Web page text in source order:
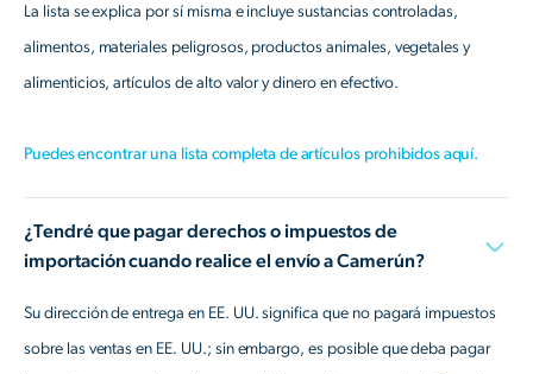
La lista se explica por sí misma e incluye sustancias controladas,
alimentos, materiales peligrosos, productos animales, vegetales y
alimenticios, artículos de alto valor y dinero en efectivo.
Puedes encontrar una lista completa de artículos prohibidos aquí.
¿Tendré que pagar derechos o impuestos de
importación cuando realice el envío a Camerún?
Su dirección de entrega en EE. UU. significa que no pagará impuestos
sobre las ventas en EE. UU.; sin embargo, es posible que deba pagar